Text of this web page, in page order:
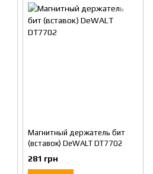
Магнитный держатель бит
(вставок) DeWALT DT7702
281 грн